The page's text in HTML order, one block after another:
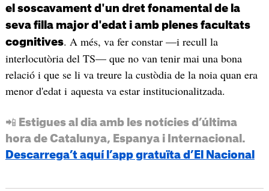
el soscavament d'un dret fonamental de la
seva filla major d'edat i amb plenes facultats
cognitives. A més, va fer constar —i recull la
interlocutòria del TS— que no van tenir mai una bona
relació i que se li va treure la custòdia de la noia quan era
menor d'edat i aquesta va estar institucionalitzada.
📲 Estigues al dia amb les notícies d’última
hora de Catalunya, Espanya i Internacional.
Descarrega’t aquí l’app gratuïta d’El Nacional